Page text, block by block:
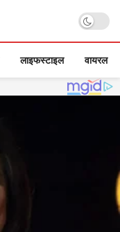
लाइफस्टाइल वायरल